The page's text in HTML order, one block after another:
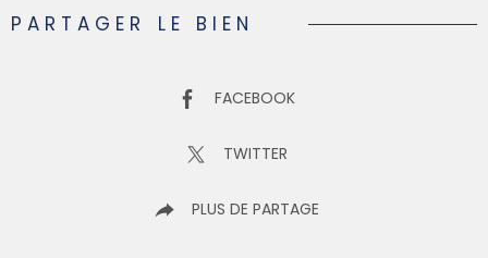
PARTAGER LE BIEN
FACEBOOK
TWITTER
PLUS DE PARTAGE